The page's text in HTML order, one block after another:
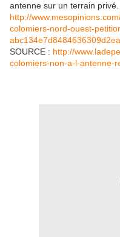
antenne sur un terrain privé.
http://
colomiers-nord-ouest-
SOURCE : http://
colomiers-non-a-l-antenne-